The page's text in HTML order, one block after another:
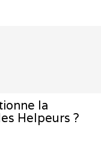
la
Helpeurs ?